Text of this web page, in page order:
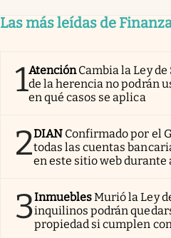
Las más leídas de
1AtenciónCambia la Ley
de la herencia no podrán
en qué casos se aplica
2DIAN Confirmado por el
todas las cuentas
en este sitio web durante
3InmueblesMurió la Ley
inquilinos podrán
propiedad si cumplen